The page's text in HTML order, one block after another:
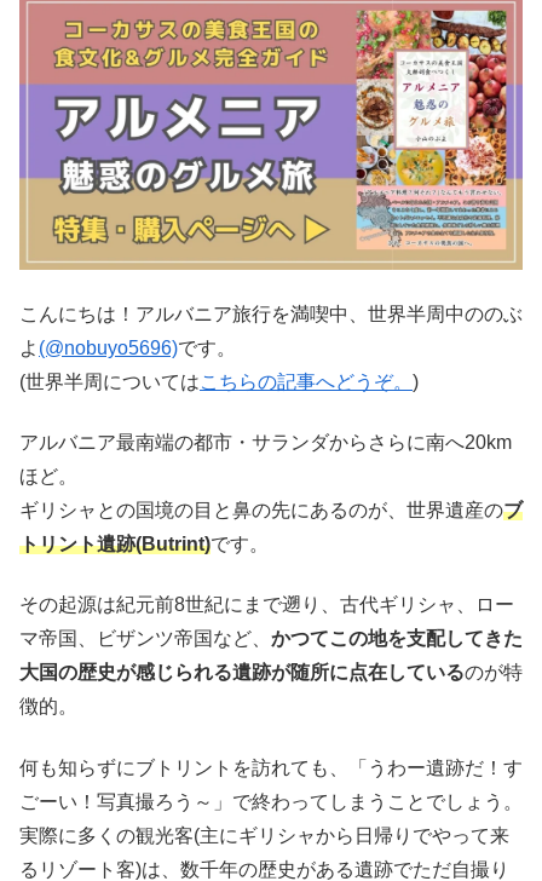
こんにちは！アルバニア旅行を満喫中、世界半周中ののぶ
よ (@nobuyo5696)です。
(世界半周についてはこちらの記事へどうぞ。 )
アルバニア最南端の都市・サランダからさらに南へ20km
ほど。
ギリシャとの国境の目と鼻の先にあるのが、世界遺産のブ
トリント遺跡(Butrint)です。
その起源は紀元前8世紀にまで遡り、古代ギリシャ、ロー
マ帝国、ビザンツ帝国など、 かつてこの地を支配してきた
大国の歴史が感じられる遺跡が随所に点在しているのが特
徴的。
何も知らずにブトリントを訪れても、「うわー遺跡だ！す
ごーい！写真撮ろう～」で終わってしまうことでしょう。
実際に多くの観光客(主にギリシャから日帰りでやって来
るリゾート客)は、数千年の歴史がある遺跡でただ自撮り